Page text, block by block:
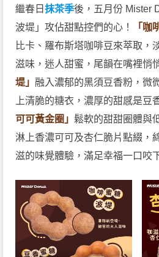
繼春日抹茶季後，五月份 Mister
波堤」攻佔甜點控們的心！
「咖
比卡、羅布斯塔咖啡豆來萃取，
滋味，迷人甜蜜，尾韻在嘴裡悄
堤」 融入濃郁的黑須豆香粉，微
上清脆的糖衣，濃厚的甜感是豆
可可黃金圈」 鬆軟的甜甜圈體與
淋上香濃可可及杏仁脆片點綴，
滋的味覺體驗，滿足幸福一口咬